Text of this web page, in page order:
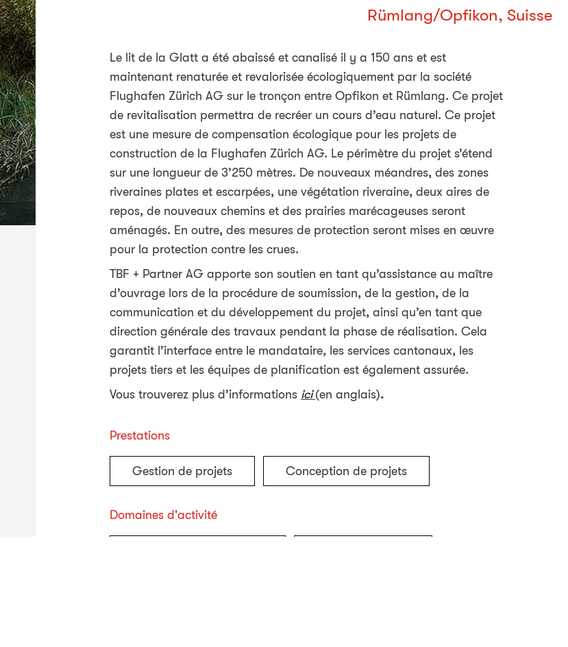
Rümlang/Opfikon, Suisse
Le lit de la Glatt a été abaissé et canalisé il y a 150 ans et est
maintenant renaturée et revalorisée écologiquement par la société
Flughafen Zürich AG sur le tronçon entre Opfikon et Rümlang. Ce projet
de revitalisation permettra de recréer un cours d’eau naturel. Ce projet
est une mesure de compensation écologique pour les projets de
construction de la Flughafen Zürich AG. Le périmètre du projet s’étend
sur une longueur de 3’250 mètres. De nouveaux méandres, des zones
riveraines plates et escarpées, une végétation riveraine, deux aires de
repos, de nouveaux chemins et des prairies marécageuses seront
aménagés. En outre, des mesures de protection seront mises en œuvre
pour la protection contre les crues.
TBF + Partner AG apporte son soutien en tant qu’assistance au maître
d’ouvrage lors de la procédure de soumission, de la gestion, de la
communication et du développement du projet, ainsi qu’en tant que
direction générale des travaux pendant la phase de réalisation. Cela
garantit l’interface entre le mandataire, les services cantonaux, les
projets tiers et les équipes de planification est également assurée.
Vous trouverez plus d’informations ici(en anglais).
Prestations
Gestion de projets Conception de projets
Domaines d'activité